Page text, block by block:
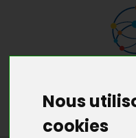
Nous
cookies
MENU